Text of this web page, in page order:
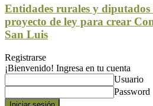
Entidades rurales y
proyecto de ley para crear
San Luis
Registrarse
¡Bienvenido! Ingresa en tu cuenta
Usuario
Password